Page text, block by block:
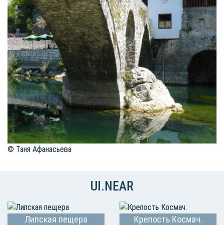
© Таня Афанасьева
UI.NEAR
Липская пещера Крепость Космач.